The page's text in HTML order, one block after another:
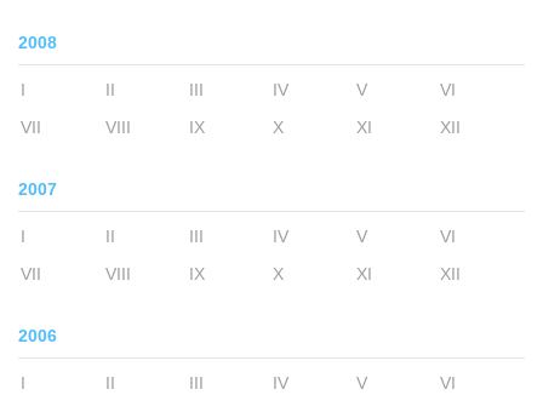
2008
I II III IV V
VI
VII
VIII IX X XI XII
2007
I II III IV V
VI
VII
VIII IX X XI XII
2006
I II III IV V
VI